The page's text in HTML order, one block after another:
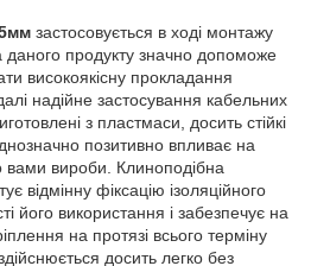
застосовується в ході монтажу
даного продукту значно допоможе
високоякісну прокладання
надійне застосування кабельних
з пластмаси, досить стійкі
позитивно впливає на
вами вироби. Клиноподібна
відмінну фіксацію ізоляційного
його використання і забезпечує на
на протязі всього терміну
досить легко без